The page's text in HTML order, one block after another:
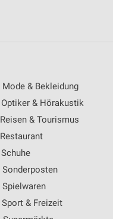
Mode & Bekleidung
Optiker & Hörakustik
Reisen & Tourismus
Restaurant
Schuhe
Sonderposten
Spielwaren
Sport & Freizeit